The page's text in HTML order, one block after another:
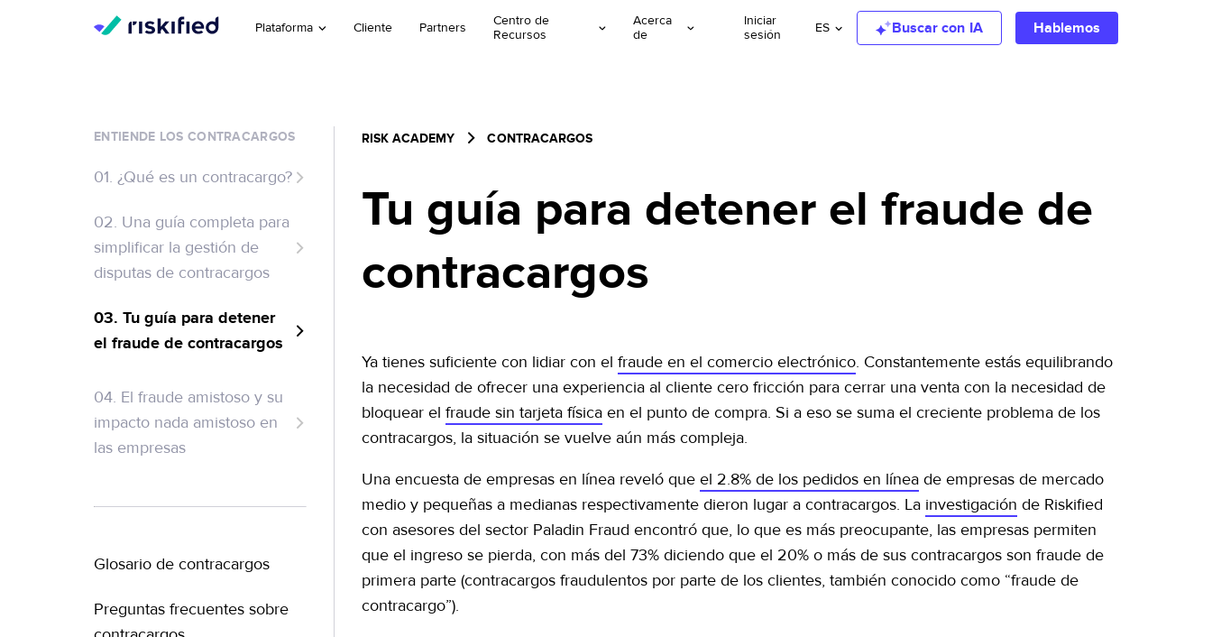
Plataforma Cliente Partners
Centro de
Recursos
Acerca
de
Iniciar
sesión
ES Buscar con IA Hablemos
ENTIENDE LOS CONTRACARGOS
01. ¿Qué es un contracargo?
02. Una guía completa para
simplificar la gestión de
disputas de contracargos
03. Tu guía para detener
el fraude de contracargos
¿Cómo ocurre el fraude
empresas prevenir el
04. El fraude amistoso y su
impacto nada amistoso en
las empresas
Glosario de contracargos
Preguntas frecuentes sobre
RISK ACADEMY CONTRACARGOS
Tu guía para detener el fraude de
contracargos
Ya tienes suficiente con lidiar con el fraude en el comercio electrónico. Constantemente estás equilibrando
la necesidad de ofrecer una experiencia al cliente cero fricción para cerrar una venta con la necesidad de
bloquear el fraude sin tarjeta física en el punto de compra. Si a eso se suma el creciente problema de los
contracargos, la situación se vuelve aún más compleja.
Una encuesta de empresas en línea reveló que el 2.8% de los pedidos en línea de empresas de mercado
medio y pequeñas a medianas respectivamente dieron lugar a contracargos. La investigación de Riskified
con asesores del sector Paladin Fraud encontró que, lo que es más preocupante, las empresas permiten
que el ingreso se pierda, con más del 73% diciendo que el 20% o más de sus contracargos son fraude de
primera parte (contracargos fraudulentos por parte de los clientes, también conocido como “fraude de
contracargo”).